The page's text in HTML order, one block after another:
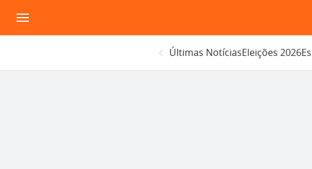
para
o
Últimas NotíciasEleições 2026